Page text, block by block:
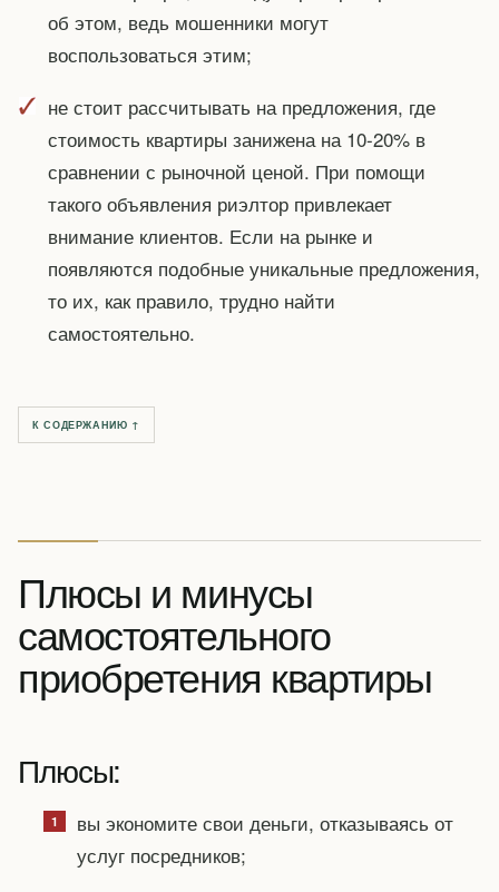
об этом, ведь мошенники могут
воспользоваться этим;
не стоит рассчитывать на предложения, где
стоимость квартиры занижена на 10-20% в
сравнении с рыночной ценой. При помощи
такого объявления риэлтор привлекает
внимание клиентов. Если на рынке и
появляются подобные уникальные предложения,
то их, как правило, трудно найти
самостоятельно.
К СОДЕРЖАНИЮ ↑
Плюсы и минусы
самостоятельного
приобретения квартиры
Плюсы:
вы экономите свои деньги, отказываясь от
услуг посредников;